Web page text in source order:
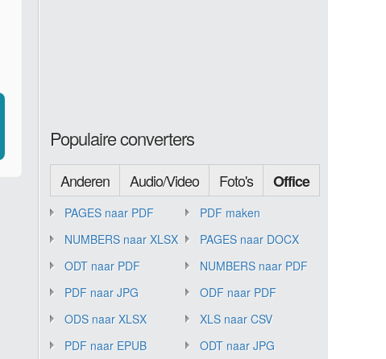
Populaire converters
Anderen Audio/Video Foto's Office
PAGES naar PDF
PDF maken
NUMBERS naar XLSX
PAGES naar DOCX
ODT naar PDF
NUMBERS naar PDF
PDF naar JPG
ODF naar PDF
ODS naar XLSX
XLS naar CSV
PDF naar EPUB
ODT naar JPG